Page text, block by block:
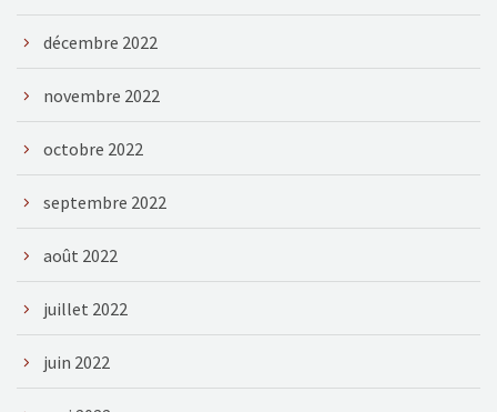
décembre 2022
novembre 2022
octobre 2022
septembre 2022
août 2022
juillet 2022
juin 2022